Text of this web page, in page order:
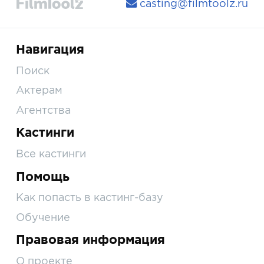
casting@filmtoolz.ru
Навигация
Поиск
Актерам
Агентства
Кастинги
Все кастинги
Помощь
Как попасть в кастинг-базу
Обучение
Правовая информация
О проекте